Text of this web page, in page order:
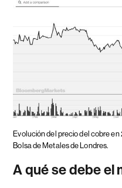
Evolución del precio del cobre en
Bolsa de Metales de Londres.
A qué se debe el